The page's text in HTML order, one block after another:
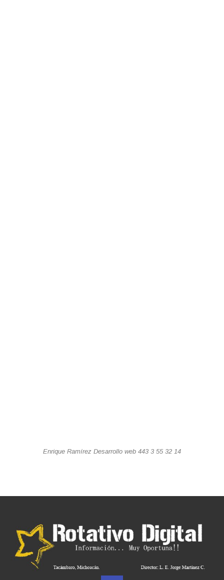
Enrique Ramírez Desarrollo web 443 3 55 32 14